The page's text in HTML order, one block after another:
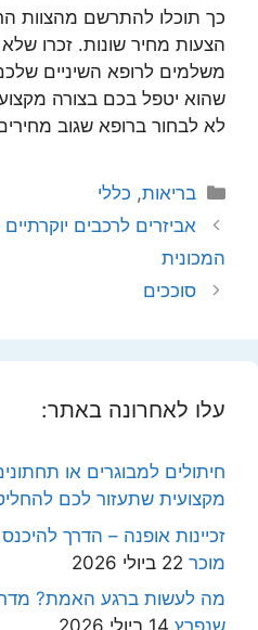
כך תוכלו להתרשם מהצוות
הצעות מחיר שונות. זכרו
משלמים לרופא השיניים
שהוא יטפל בכם בצורה
לא לבחור ברופא שגוב
קטגוריות
בריאות, כללי
אביזרים לרכבים
המכונית
סוככים
עלו לאחרונה באתר:
חיתולים למבוגרים או
מקצועית שתעזור לכם
זכיינות אופנה – הדרך
מוכר 22 ביולי 2026
מה לעשות ברגע האמת?